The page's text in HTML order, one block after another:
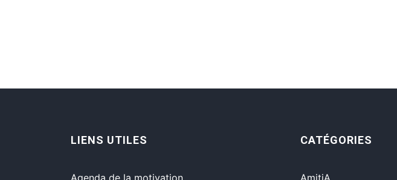
LIENS UTILES
Agenda de la motivation
CATÉGORIES
AmitiA